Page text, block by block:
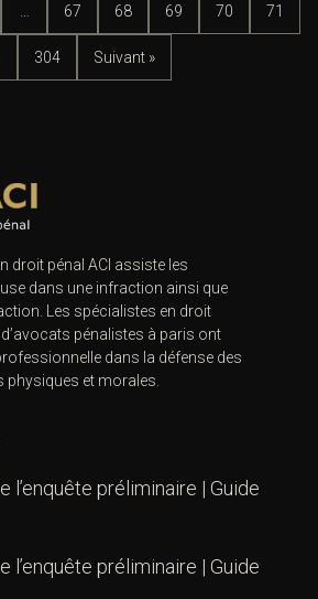
67 68 69 70 71
304 Suivant »
droit pénal ACI assiste les
dans une infraction ainsi que
Les spécialistes en droit
pénalistes à paris ont
dans la défense des
physiques et morales.
l’enquête préliminaire | Guide
l’enquête préliminaire | Guide